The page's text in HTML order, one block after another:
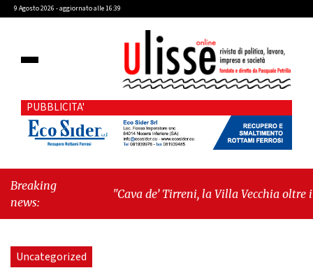
9 Agosto 2026 - aggiornato alle 16:39
PUBBLICITA'
Breaking
news:
"Cava de’ Tirreni, la Villa Vecchia oltre i
seduta consiliare: “Serve chiarezza!”"
Uncategorized